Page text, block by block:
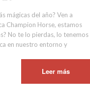
mágicas del año? Ven a
Champion Horse, estamos
No te lo pierdas, lo tenemos
en nuestro entorno y
Leer más